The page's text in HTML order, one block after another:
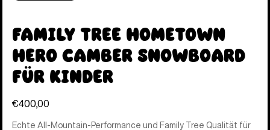
Family Tree Hometown
Hero Camber Snowboard
für Kinder
€400,00
Echte All-Mountain-Performance und Family Tree Qualität für